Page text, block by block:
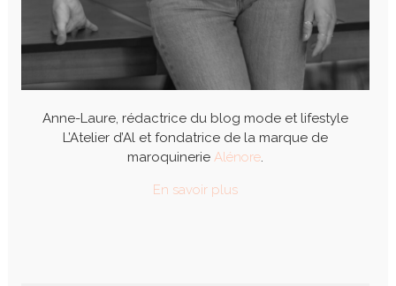
Anne-Laure, rédactrice du blog mode et lifestyle
L’Atelier d’Al et fondatrice de la marque de
maroquinerie Alénore.
En savoir plus